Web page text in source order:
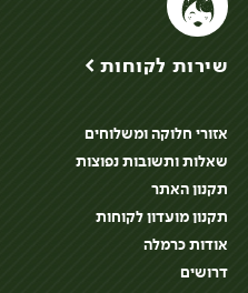
שירות לקוחות >
אזורי חלוקה ומשלוחים
שאלות ותשובות נפוצות
תקנון האתר
תקנון מועדון לקוחות
אודות כרמלה
דרושים